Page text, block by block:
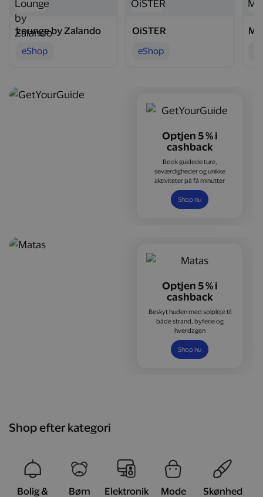
Lounge by Zalando
eShop
OiSTER
eShop
Optjen 5 % i
cashback
Book guidede ture,
seværdigheder og unikke
aktiviteter på få minutter
Shop nu
Optjen 5 % i
cashback
Beskyt huden med solpleje til
både strand, byferie og
hverdagen
Shop nu
Shop efter kategori
Bolig &
Børn Elektronik Mode
Skønhed